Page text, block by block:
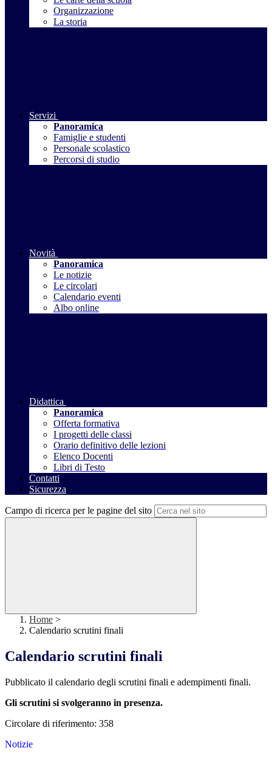
Organizzazione
La storia
Servizi
Panoramica
Famiglie e studenti
Personale scolastico
Percorsi di studio
Novità
Panoramica
Le notizie
Le circolari
Calendario eventi
Albo online
Didattica
Panoramica
Offerta formativa
I progetti delle classi
Orario definitivo delle lezioni
Elenco Docenti
Libri di Testo
Contatti
Sicurezza
Campo di ricerca per le pagine del sito
Home >
Calendario scrutini finali
Calendario scrutini finali
Pubblicato il calendario degli scrutini finali e adempimenti finali.
Gli scrutini si svolgeranno in presenza.
Circolare di riferimento: 358
Notizie